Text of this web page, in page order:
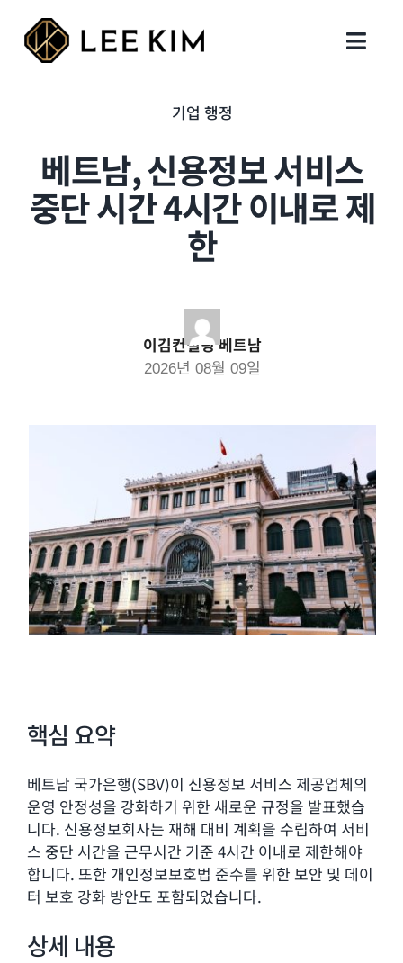
content
회사 설립
행정 업무
지원 업무
인사이트
기업 행정
베트남, 신용정보 서비스
중단 시간 4시간 이내로 제
한
이김컨설팅 베트남
2026년 08월 09일
핵심 요약
베트남 국가은행(SBV)이 신용정보 서비스 제공업체의
운영 안정성을 강화하기 위한 새로운 규정을 발표했습
니다. 신용정보회사는 재해 대비 계획을 수립하여 서비
스 중단 시간을 근무시간 기준 4시간 이내로 제한해야
합니다. 또한 개인정보보호법 준수를 위한 보안 및 데이
터 보호 강화 방안도 포함되었습니다.
상세 내용